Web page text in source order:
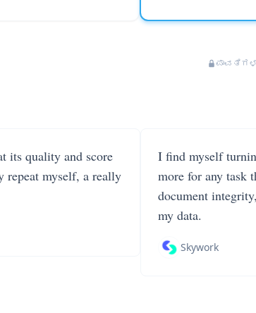
its quality and score
repeat myself, a really
I find myself
more for any task
document
my data.
Skywork